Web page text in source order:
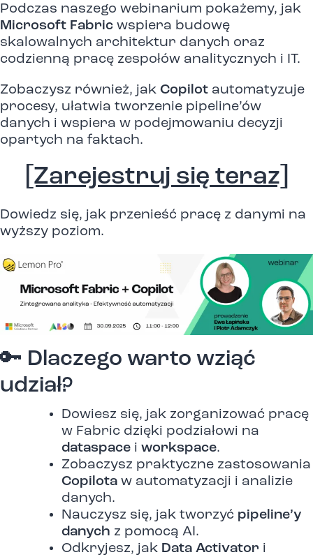
Podczas naszego webinarium pokażemy, jak
Microsoft Fabric wspiera budowę
skalowalnych architektur danych oraz
codzienną pracę zespołów analitycznych i IT.
Zobaczysz również, jak Copilot automatyzuje
procesy, ułatwia tworzenie pipeline’ów
danych i wspiera w podejmowaniu decyzji
opartych na faktach.
[Zarejestruj się teraz]
Dowiedz się, jak przenieść pracę z danymi na
wyższy poziom.
🔑 Dlaczego warto wziąć
udział?
Dowiesz się, jak zorganizować pracę
w Fabric dzięki podziałowi na
dataspace i workspace.
Zobaczysz praktyczne zastosowania
Copilota w automatyzacji i analizie
danych.
Nauczysz się, jak tworzyć pipeline’y
danych z pomocą AI.
Odkryjesz, jak Data Activator i